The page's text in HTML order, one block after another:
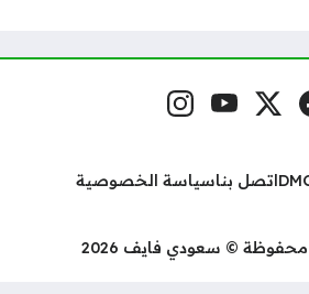
مواقع التواصلمنصة إكس
يوتيوبإنستغرام
اتصل بناسياسة الخصوصية
© سعودي فايف 2026